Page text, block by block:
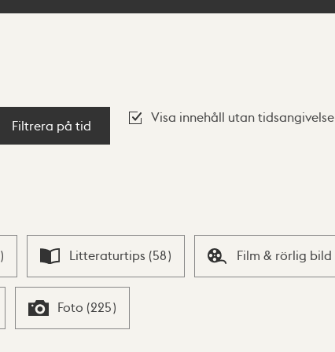
Filtrera på tid
Visa innehåll utan tidsangivelse
) Litteraturtips (58) Film & rörlig bild
Foto (225)